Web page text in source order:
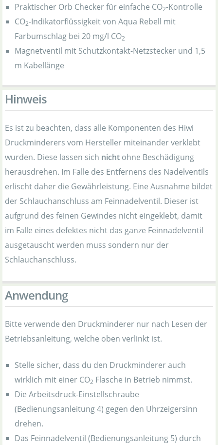
Praktischer Orb Checker für einfache CO2-Kontrolle
CO2-Indikatorflüssigkeit von Aqua Rebell mit
Farbumschlag bei 20 mg/l CO2
Magnetventil mit Schutzkontakt-Netzstecker und 1,5
m Kabellänge
Hinweis
Es ist zu beachten, dass alle Komponenten des Hiwi
Druckminderers vom Hersteller miteinander verklebt
wurden. Diese lassen sich nicht ohne Beschädigung
herausdrehen. Im Falle des Entfernens des Nadelventils
erlischt daher die Gewährleistung. Eine Ausnahme bildet
der Schlauchanschluss am Feinnadelventil. Dieser ist
aufgrund des feinen Gewindes nicht eingeklebt, damit
im Falle eines defektes nicht das ganze Feinnadelventil
ausgetauscht werden muss sondern nur der
Schlauchanschluss.
Anwendung
Bitte verwende den Druckminderer nur nach Lesen der
Betriebsanleitung, welche oben verlinkt ist.
Stelle sicher, dass du den Druckminderer auch
wirklich mit einer CO2 Flasche in Betrieb nimmst.
Die Arbeitsdruck-Einstellschraube
(Bedienungsanleitung 4) gegen den Uhrzeigersinn
drehen.
Das Feinnadelventil (Bedienungsanleitung 5) durch